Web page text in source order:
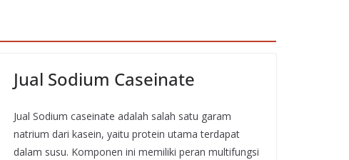
Jual Sodium Caseinate
Jual Sodium caseinate adalah salah satu garam
natrium dari kasein, yaitu protein utama terdapat
dalam susu. Komponen ini memiliki peran multifungsi